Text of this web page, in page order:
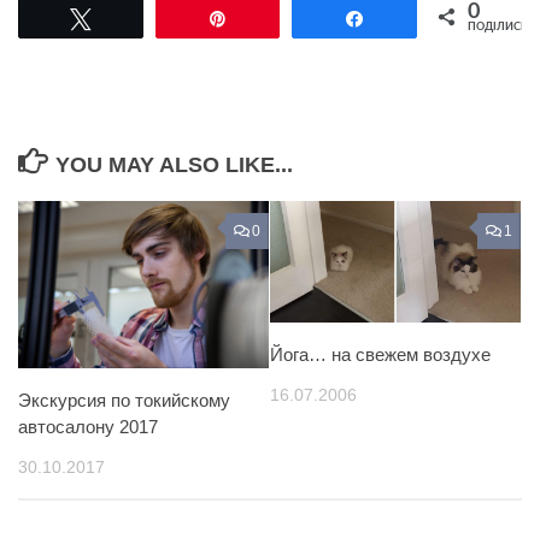
Поділитися0
ПОДІЛИСЬ
YOU MAY ALSO LIKE...
0
Экскурсия по токийскому
автосалону 2017
30.10.2017
1
Йога… на свежем воздухе
16.07.2006